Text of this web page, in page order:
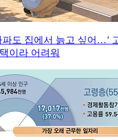
파도 집에서 늙고 싶어…’
이라 어려워